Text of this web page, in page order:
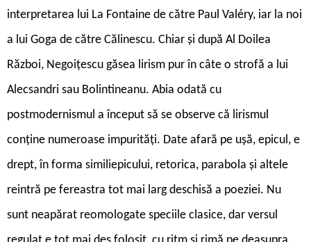
interpretarea lui La Fontaine de către Paul Valéry, iar la noi
a lui Goga de către Călinescu. Chiar și după Al Doilea
Război, Negoițescu găsea lirism pur în câte o strofă a lui
Alecsandri sau Bolintineanu. Abia odată cu
postmodernismul a început să se observe că lirismul
conține numeroase impurități. Date afară pe ușă, epicul, e
drept, în forma similiepicului, retorica, parabola și altele
reintră pe fereastra tot mai larg deschisă a poeziei. Nu
sunt neapărat reomologate speciile clasice, dar versul